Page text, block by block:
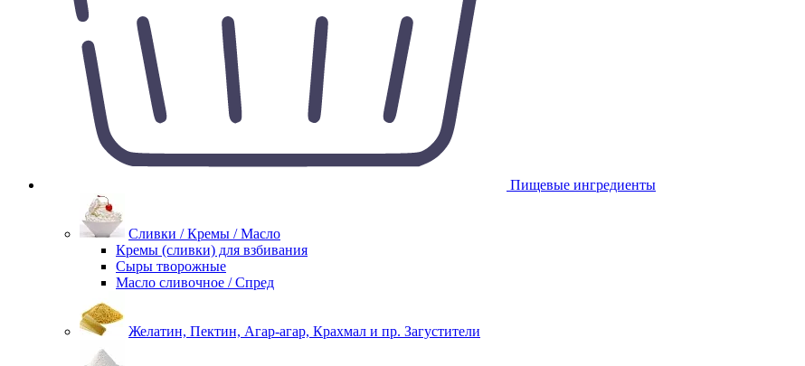
Пищевые ингредиенты
Сливки / Кремы / Масло
Кремы (сливки) для взбивания
Сыры творожные
Масло сливочное / Спред
Желатин, Пектин, Агар-агар, Крахмал и пр. Загустители